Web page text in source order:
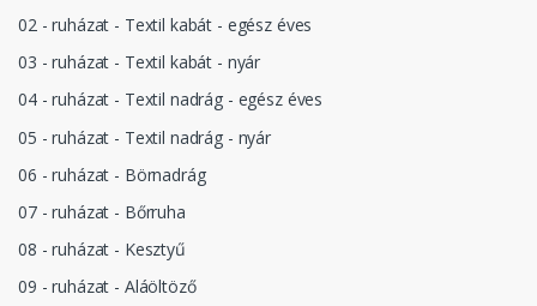
02 - ruházat - Textil kabát - egész éves
03 - ruházat - Textil kabát - nyár
04 - ruházat - Textil nadrág - egész éves
05 - ruházat - Textil nadrág - nyár
06 - ruházat - Börnadrág
07 - ruházat - Bőrruha
08 - ruházat - Kesztyű
09 - ruházat - Aláöltöző